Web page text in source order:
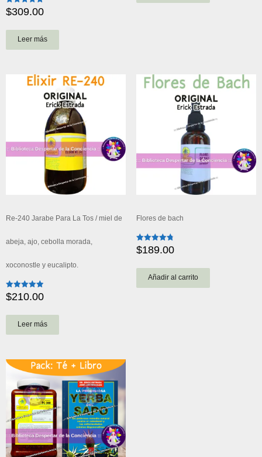
Valorado
con
de 5
$309.00
Leer más
Re-240 Jarabe Para La Tos / miel de
abeja, ajo, cebolla morada,
xoconostle y eucalipto.
Valorado
con
de 5
$210.00
Leer más
Flores de bach
Valorado
con
de 5
$189.00
Añadir al carrito